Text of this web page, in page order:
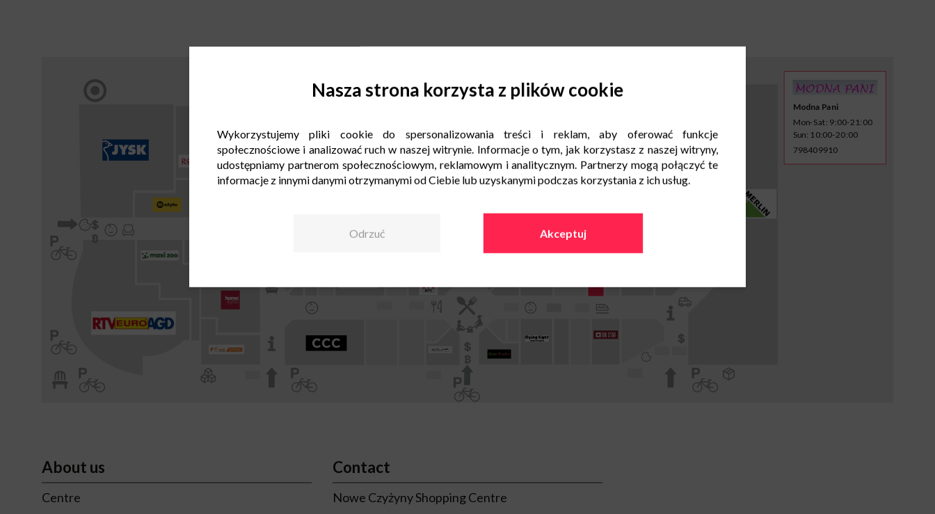
Modna Pani
Mon-Sat: 9:00-21:00
Sun: 10:00-20:00
798409910
About us
Centre
Contact
Nowe Czyżyny Shopping Centre
Nasza strona korzysta z plików cookie
Wykorzystujemy pliki cookie do spersonalizowania treści i reklam, aby oferować funkcje
społecznościowe i analizować ruch w naszej witrynie. Informacje o tym, jak korzystasz z naszej witryny,
udostępniamy partnerom społecznościowym, reklamowym i analitycznym. Partnerzy mogą połączyć te
informacje z innymi danymi otrzymanymi od Ciebie lub uzyskanymi podczas korzystania z ich usług.
Odrzuć Akceptuj